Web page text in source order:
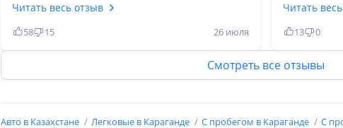
по трассе, очень хорошо идёт 150 км в час не
чувствует и можно рулить одним пальцем у
Ауди очень хорошая аэродинамика и
сочетание веса и габариты, по трассе идёт как
в"копанная" если придыдущий хозяин следил
Читать весь отзыв
58 15 26 июля
только
машина,
Европа
Читать
13 0
Смотреть все отзывы
Авто в Казахстане Легковые в Караганде С пробегом в Караганде С